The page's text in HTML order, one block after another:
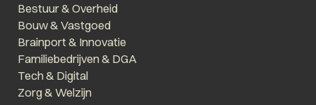
Bestuur & Overheid
Bouw & Vastgoed
Brainport & Innovatie
Familiebedrijven & DGA
Tech & Digital
Zorg & Welzijn